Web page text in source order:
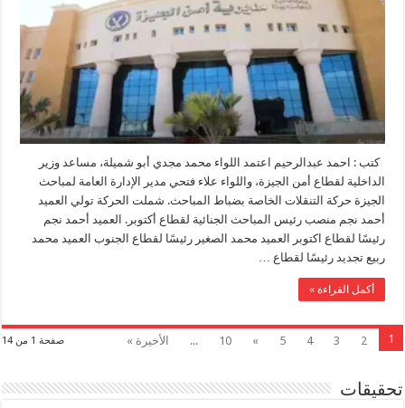
كتب : احمد عبدالرحيم اعتمد اللواء محمد مجدي أبو شميلة، مساعد وزير
الداخلية لقطاع أمن الجيزة، واللواء علاء فتحي مدير الإدارة العامة لمباحث
الجيزة حركة التنقلات الخاصة بضباط المباحث. شملت الحركة تولي العميد
أحمد نجم منصب رئيس المباحث الجنائية لقطاع أكتوبر. العميد أحمد نجم
رئيسًا لقطاع اكتوبر العميد محمد الصغير رئيسًا لقطاع الجنوب العميد محمد
ربيع تجديد رئيسًا لقطاع …
أكمل القراءة »
صفحة 1 من 14 1
2
3
4
5
»
10
... الأخيرة »
تحقيقات